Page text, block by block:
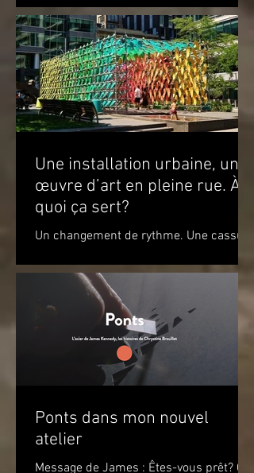
technologiques [SAT] est heureuse de
présenter l’expérience...
Une installation urbaine, une
œuvre d’art en pleine rue. À
quoi ça sert?
Un changement de rythme. Une cassure
apaisement à la vue de ce jeu de
couleurs. Un sourire. Le simple...
Ponts dans mon nouvel
atelier
Message de James : Êtes-vous prêt? Ça